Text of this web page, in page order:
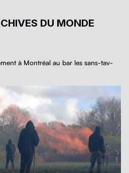
DU MONDE
à Mon­tréal au bar les sans-tav­